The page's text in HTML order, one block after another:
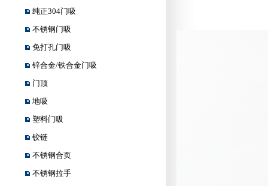
纯正304门吸
不锈钢门吸
免打孔门吸
锌合金/铁合金门吸
门顶
地吸
塑料门吸
铰链
不锈钢合页
不锈钢拉手